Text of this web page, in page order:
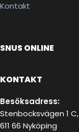
Kontakt
SNUS ONLINE
KONTAKT
Besöksadress:
Stenbocksvägen 1 C,
611 66 Nyköping